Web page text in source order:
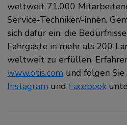
weltweit 71.000
Service-Techniker/-innen.
sich dafür ein, die
Fahrgäste in mehr als 200
weltweit zu erfüllen.
www.otis.com und folgen Sie
Instagram und Facebook